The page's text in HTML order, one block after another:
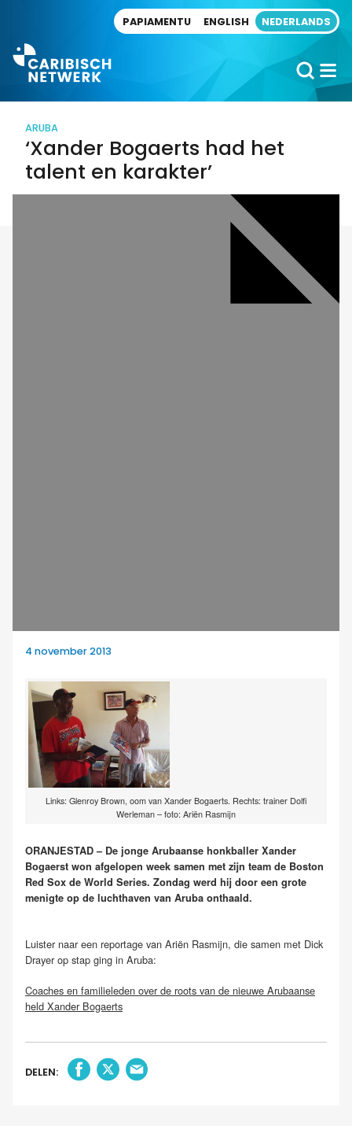
PAPIAMENTU ENGLISH NEDERLANDS
ARUBA
‘Xander Bogaerts had het
talent en karakter’
4 november 2013
Links: Glenroy Brown, oom van Xander Bogaerts. Rechts: trainer Dolfi
Werleman – foto: Ariën Rasmijn
ORANJESTAD – De jonge Arubaanse honkballer Xander
Bogaerst won afgelopen week samen met zijn team de Boston
Red Sox de World Series. Zondag werd hij door een grote
menigte op de luchthaven van Aruba onthaald.
Luister naar een reportage van Ariën Rasmijn, die samen met Dick
Drayer op stap ging in Aruba:
Coaches en familieleden over de roots van de nieuwe Arubaanse
held Xander Bogaerts
DELEN: